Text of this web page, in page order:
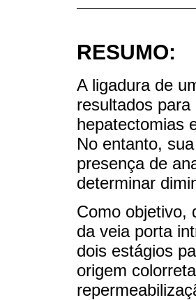
RESUMO:
A ligadura de
resultados
hepatectomias
No entanto,
presença de
determinar
Como objetivo,
da veia porta
dois estágios
origem